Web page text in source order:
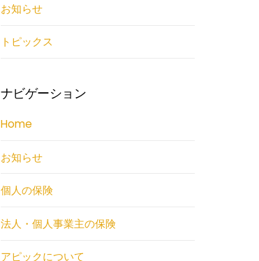
お知らせ
トピックス
ナビゲーション
Home
お知らせ
個人の保険
法人・個人事業主の保険
アピックについて